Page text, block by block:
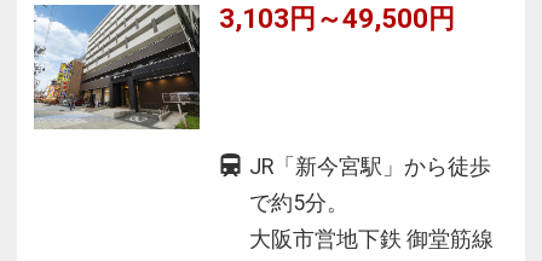
3,103円～49,500円
JR「新今宮駅」から徒歩
で約5分。
大阪市営地下鉄 御堂筋線